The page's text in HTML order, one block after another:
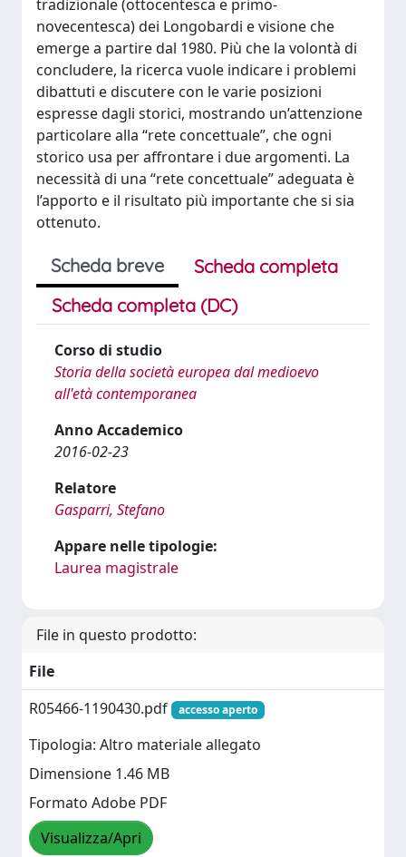
tradizionale (ottocentesca e primo-
novecentesca) dei Longobardi e visione che
emerge a partire dal 1980. Più che la volontà di
concludere, la ricerca vuole indicare i problemi
dibattuti e discutere con le varie posizioni
espresse dagli storici, mostrando un’attenzione
particolare alla “rete concettuale”, che ogni
storico usa per affrontare i due argomenti. La
necessità di una “rete concettuale” adeguata è
l’apporto e il risultato più importante che si sia
ottenuto.
Scheda breve
Scheda completa
Scheda completa (DC)
Corso di studio
Storia della società europea dal medioevo
all'età contemporanea
Anno Accademico
2016-02-23
Relatore
Gasparri, Stefano
Appare nelle tipologie:
Laurea magistrale
File in questo prodotto:
File
R05466-1190430.pdf
accesso aperto
Tipologia: Altro materiale allegato
Dimensione 1.46 MB
Formato Adobe PDF
Visualizza/Apri